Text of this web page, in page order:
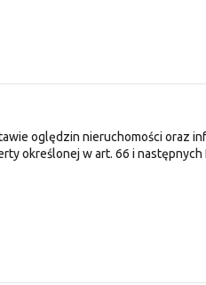
oględzin nieruchomości oraz
określonej w art. 66 i następnych